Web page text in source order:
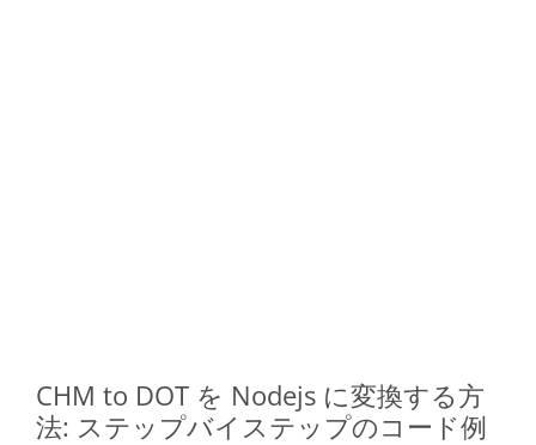
CHM to DOT を Nodejs に変換する方
法: ステップバイステップのコード例